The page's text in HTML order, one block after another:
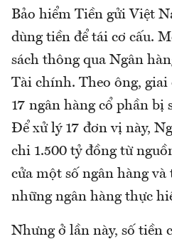
Bảo hiểm Tiền gửi Việt
dùng tiền để tái cơ cấu.
sách thông qua Ngân
Tài chính. Theo ông, giai
17 ngân hàng cổ phần bị
Để xử lý 17 đơn vị này,
chi 1.500 tỷ đồng từ
cửa một số ngân hàng và
những ngân hàng thực
Nhưng ở lần này, số tiền